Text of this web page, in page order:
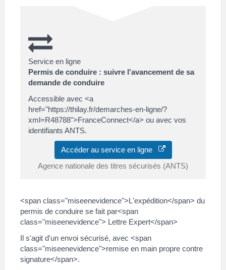
Service en ligne
Permis de conduire : suivre l'avancement de sa
demande de conduire
Accessible avec <a
href="https://thilay.fr/demarches-en-ligne/?
xml=R48788">FranceConnect</a> ou avec vos
identifiants ANTS.
Accéder au service en ligne
Agence nationale des titres sécurisés (ANTS)
<span class="miseenevidence">L'expédition</span> du
permis de conduire se fait par<span
class="miseenevidence"> Lettre Expert</span>
Il s'agit d'un envoi sécurisé, avec <span
class="miseenevidence">remise en main propre contre
signature</span>.